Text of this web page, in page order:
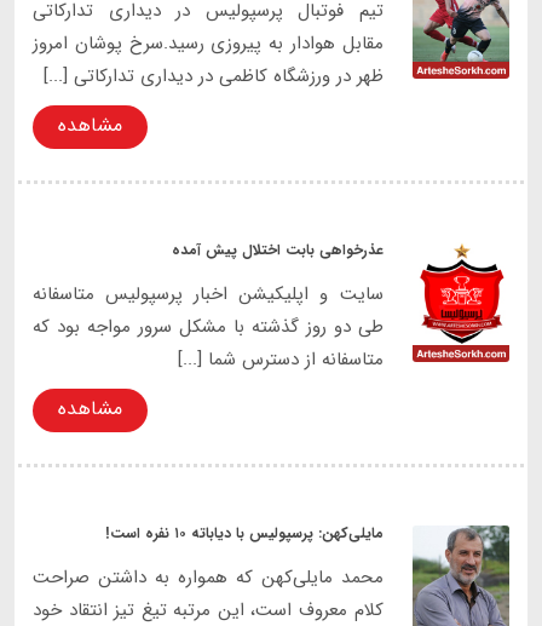
تیم فوتبال پرسپولیس در دیداری تدارکاتی
مقابل هوادار به پیروزی رسید.سرخ پوشان امروز
ظهر در ورزشگاه کاظمی در دیداری تدارکاتی [...]
مشاهده
عذرخواهی بابت اختلال پیش آمده
سایت و اپلیکیشن اخبار پرسپولیس متاسفانه
طی دو روز گذشته با مشکل سرور مواجه بود که
متاسفانه از دسترس شما [...]
مشاهده
مایلی‌کهن: پرسپولیس با دیاباته ۱۰ نفره است!
محمد مایلی‌کهن که همواره به داشتن صراحت
کلام معروف است، این مرتبه تیغ تیز انتقاد خود